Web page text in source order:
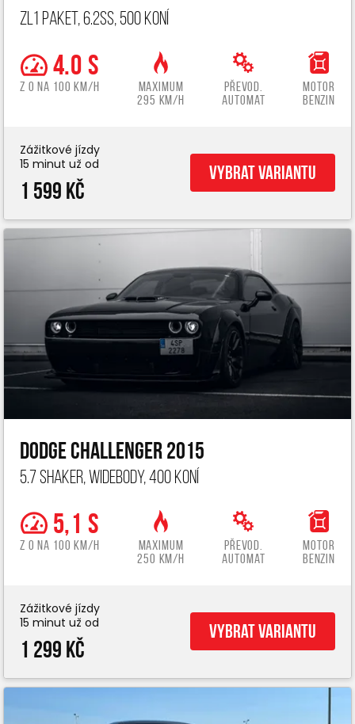
ZL1 paket, 6.2ss, 500 koní
4.0 s
z 0 na 100 km/h
Maximum
295 km/h
Převod.
automat
Motor
benzin
Zážitkové jízdy
15 minut už od
1 599 Kč
Vybrat variantu
Dodge Challenger 2015
5.7 Shaker, widebody, 400 koní
5,1 s
z 0 na 100 km/h
Maximum
250 km/h
Převod.
automat
Motor
benzin
Zážitkové jízdy
15 minut už od
1 299 Kč
Vybrat variantu